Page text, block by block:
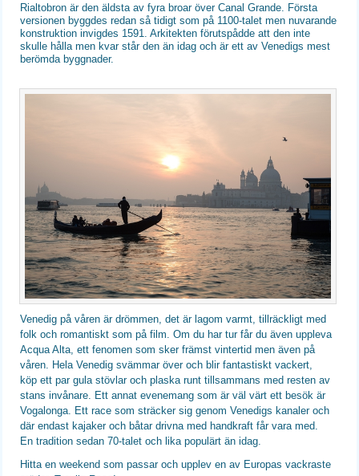
Rialtobron är den äldsta av fyra broar över Canal Grande. Första
versionen byggdes redan så tidigt som på 1100-talet men nuvarande
konstruktion invigdes 1591. Arkitekten förutspådde att den inte
skulle hålla men kvar står den än idag och är ett av Venedigs mest
berömda byggnader.
Venedig på våren är drömmen, det är lagom varmt, tillräckligt med
folk och romantiskt som på film. Om du har tur får du även uppleva
Acqua Alta, ett fenomen som sker främst vintertid men även på
våren. Hela Venedig svämmar över och blir fantastiskt vackert,
köp ett par gula stövlar och plaska runt tillsammans med resten av
stans invånare. Ett annat evenemang som är väl värt ett besök är
Vogalonga. Ett race som sträcker sig genom Venedigs kanaler och
där endast kajaker och båtar drivna med handkraft får vara med.
En tradition sedan 70-talet och lika populärt än idag.
Hitta en weekend som passar och upplev en av Europas vackraste